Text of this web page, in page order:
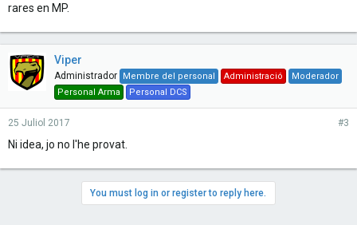
rares en MP.
Viper
Administrador Membre del personal Administració
Moderador
Personal Arma
Personal DCS
25 Juliol 2017 #3
Ni idea, jo no l'he provat.
You must log in or register to reply here.